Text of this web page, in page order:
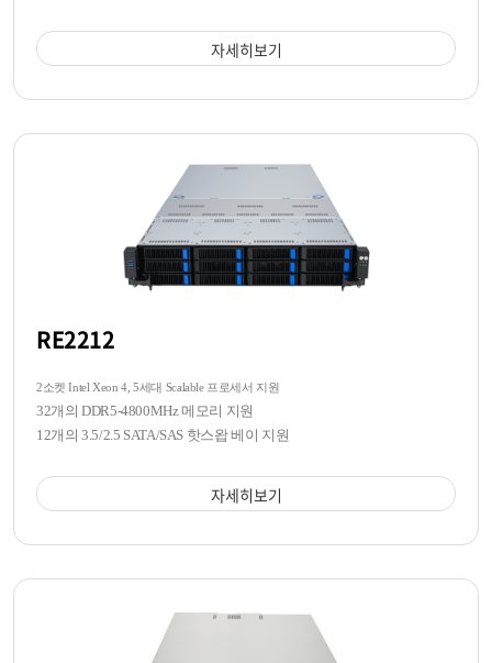
자세히보기
RE2212
2소켓 Intel Xeon 4, 5세대 Scalable 프로세서 지원
32개의 DDR5-4800MHz 메모리 지원
12개의 3.5/2.5 SATA/SAS 핫스왑 베이 지원
자세히보기